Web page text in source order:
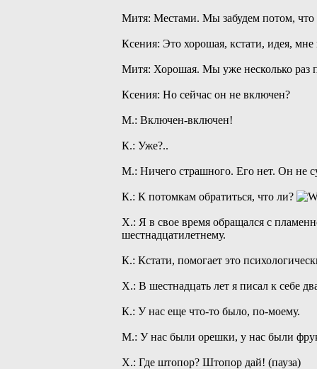
Митя: Местами. Мы забудем потом, что
Ксения: Это хорошая, кстати, идея,
Митя: Хорошая. Мы уже несколько раз
Ксения: Но сейчас он не включен?
М.: Включен-включен!
К.: Уже?..
М.: Ничего страшного. Его нет. Он не
К.: К потомкам обратиться, что ли?
Х.: Я в свое время обращался с
шестнадцатилетнему.
К.: Кстати, помогает это
Х.: В шестнадцать лет я писал к себе
К.: У нас еще что-то было, по-моему.
М.: У нас были орешки, у нас были
Х.: Где штопор? Штопор дай! (пауза)